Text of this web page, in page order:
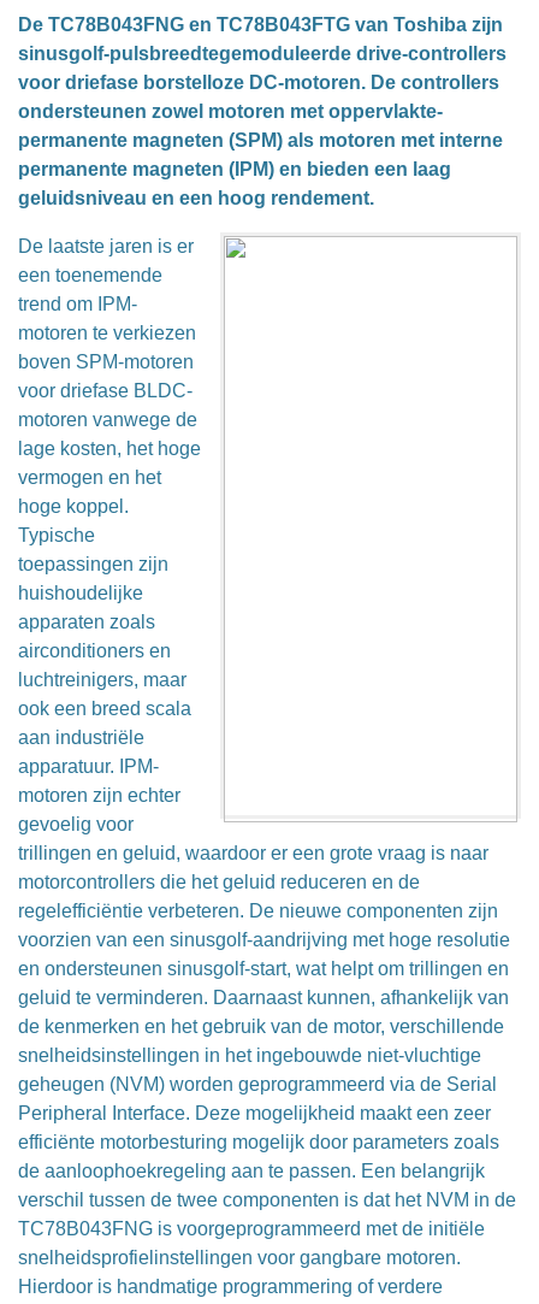
De TC78B043FNG en TC78B043FTG van Toshiba zijn
sinusgolf-pulsbreedtegemoduleerde drive-controllers
voor driefase borstelloze DC-motoren. De controllers
ondersteunen zowel motoren met oppervlakte-
permanente magneten (SPM) als motoren met interne
permanente magneten (IPM) en bieden een laag
geluidsniveau en een hoog rendement.
De laatste jaren is er
een toenemende
trend om IPM-
motoren te verkiezen
boven SPM-motoren
voor driefase BLDC-
motoren vanwege de
lage kosten, het hoge
vermogen en het
hoge koppel.
Typische
toepassingen zijn
huishoudelijke
apparaten zoals
airconditioners en
luchtreinigers, maar
ook een breed scala
aan industriële
apparatuur. IPM-
motoren zijn echter
gevoelig voor
trillingen en geluid, waardoor er een grote vraag is naar
motorcontrollers die het geluid reduceren en de
regelefficiëntie verbeteren. De nieuwe componenten zijn
voorzien van een sinusgolf-aandrijving met hoge resolutie
en ondersteunen sinusgolf-start, wat helpt om trillingen en
geluid te verminderen. Daarnaast kunnen, afhankelijk van
de kenmerken en het gebruik van de motor, verschillende
snelheidsinstellingen in het ingebouwde niet-vluchtige
geheugen (NVM) worden geprogrammeerd via de Serial
Peripheral Interface. Deze mogelijkheid maakt een zeer
efficiënte motorbesturing mogelijk door parameters zoals
de aanloophoekregeling aan te passen. Een belangrijk
verschil tussen de twee componenten is dat het NVM in de
TC78B043FNG is voorgeprogrammeerd met de initiële
snelheidsprofielinstellingen voor gangbare motoren.
Hierdoor is handmatige programmering of verdere